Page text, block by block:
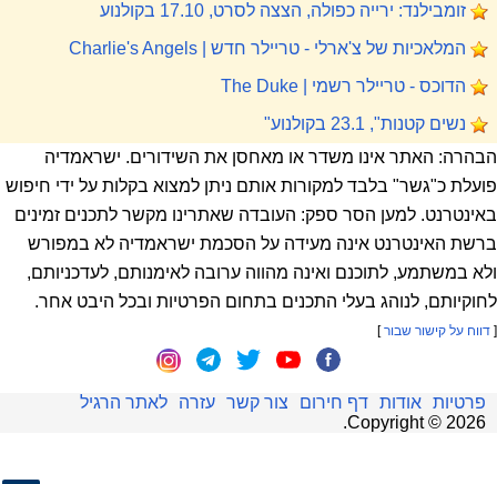
זומבילנד: ירייה כפולה, הצצה לסרט, 17.10 בקולנוע
המלאכיות של צ'ארלי - טריילר חדש | Charlie's Angels
הדוכס - טריילר רשמי | The Duke
נשים קטנות", 23.1 בקולנוע"
הבהרה: האתר אינו משדר או מאחסן את השידורים. ישראמדיה
פועלת כ"גשר" בלבד למקורות אותם ניתן למצוא בקלות על ידי חיפוש
באינטרנט. למען הסר ספק: העובדה שאתרינו מקשר לתכנים זמינים
ברשת האינטרנט אינה מעידה על הסכמת ישראמדיה לא במפורש
ולא במשתמע, לתוכנם ואינה מהווה ערובה לאימנותם, לעדכניותם,
לחוקיותם, לנוהג בעלי התכנים בתחום הפרטיות ובכל היבט אחר.
[ דווח על קישור שבור]
פרטיות אודות דף חירום צור קשר עזרה
לאתר הרגיל
Copyright © 2026
.